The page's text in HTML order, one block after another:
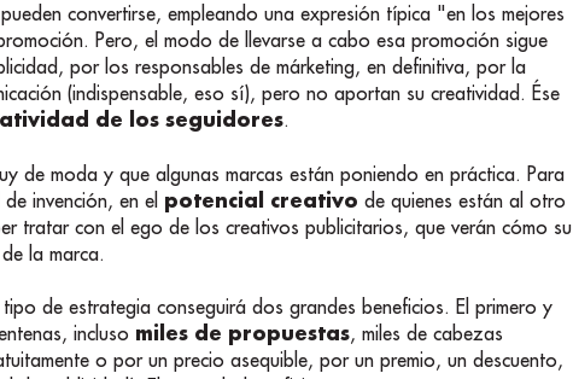
convertirse, empleando una expresión típica "en los mejores
Pero, el modo de llevarse a cabo esa promoción sigue
por los responsables de márketing, en definitiva, por la
(indispensable, eso sí), pero no aportan su creatividad. Ése
de los seguidores.
de moda y que algunas marcas están poniendo en práctica. Para
invención, en el potencial creativo de quienes están al otro
tratar con el ego de los creativos publicitarios, que verán cómo su
la marca.
de estrategia conseguirá dos grandes beneficios. El primero y
incluso miles de propuestas, miles de cabezas
o por un precio asequible, por un premio, un descuento,